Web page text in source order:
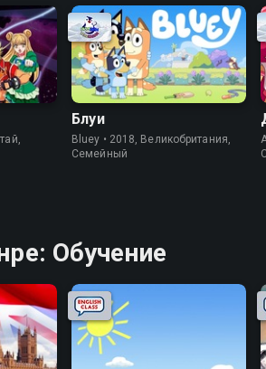
Блуи
Bluey • 2018, Великобритания,
Cемейный
Обучение